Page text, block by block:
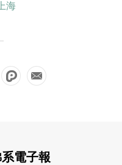
海
電子報